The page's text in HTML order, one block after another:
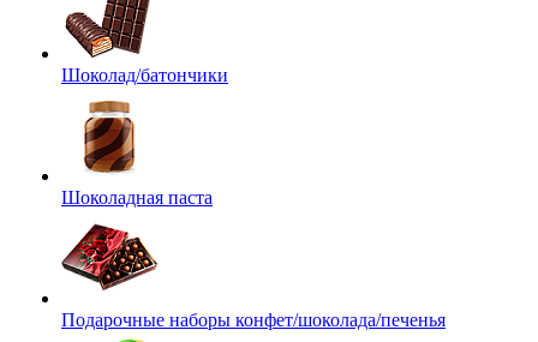
Шоколад/батончики
Шоколадная паста
Подарочные наборы конфет/шоколада/печенья